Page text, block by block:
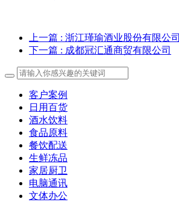
上一篇 : 浙江瑾瑜酒业股份有限公司
下一篇 : 成都冠汇通商贸有限公司
客户案例
日用百货
酒水饮料
食品原料
餐饮配送
生鲜冻品
家居厨卫
电脑通讯
文体办公